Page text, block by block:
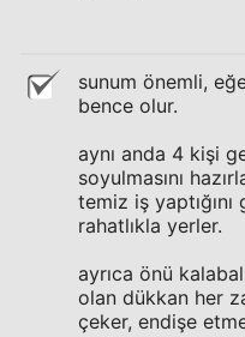
sunum önemli,
bence olur.
aynı anda 4 kişi
soyulmasını
temiz iş
rahatlıkla yerler.
ayrıca önü
olan dükkan her
çeker, endişe